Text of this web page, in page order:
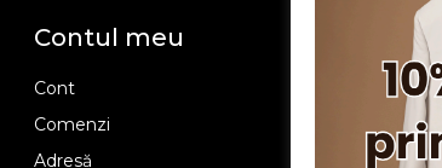
Contul meu
Cont
Comenzi
Adresă
Apariții în
Politica de